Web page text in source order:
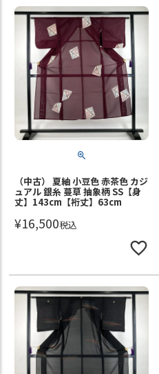
（中古） 夏紬 小豆色 赤茶色 カジ
ュアル 銀糸 蔓草 抽象柄 SS【身
丈】143cm【裄丈】63cm
¥16,500税込